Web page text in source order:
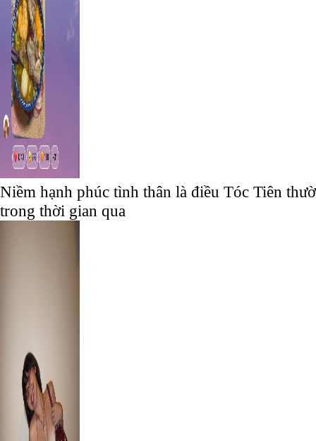
Niềm hạnh phúc tình thân là điều Tóc Tiên
trong thời gian qua